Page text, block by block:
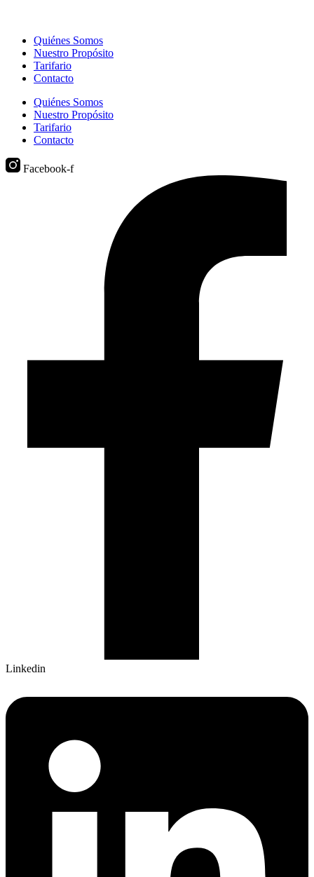
Quiénes Somos
Nuestro Propósito
Tarifario
Contacto
Quiénes Somos
Nuestro Propósito
Tarifario
Contacto
Facebook-f
Linkedin